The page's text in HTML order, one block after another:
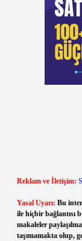
Reklam ve İletişim:
Yasal Uyarı: Bu
ile hiçbir bağlantısı
makaleler
taşımamakta olup,